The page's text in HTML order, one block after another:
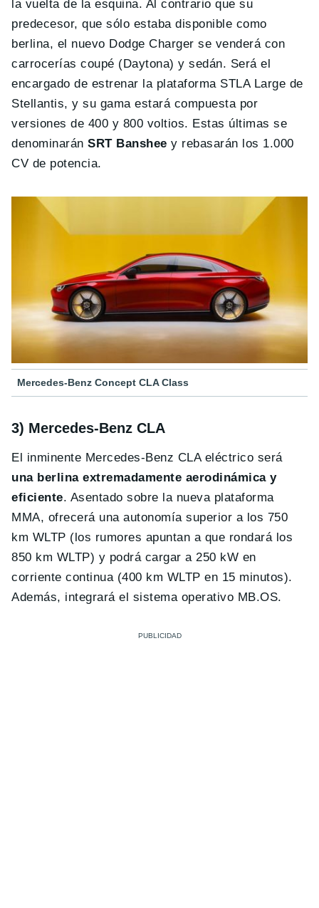
la vuelta de la esquina. Al contrario que su
predecesor, que sólo estaba disponible como
berlina, el nuevo Dodge Charger se venderá con
carrocerías coupé (Daytona) y sedán. Será el
encargado de estrenar la plataforma STLA Large de
Stellantis, y su gama estará compuesta por
versiones de 400 y 800 voltios. Estas últimas se
denominaránSRT Banshee y rebasarán los 1.000
CV de potencia.
Mercedes-Benz Concept CLA Class
3) Mercedes-Benz CLA
El inminente Mercedes-Benz CLA eléctrico será
una berlina extremadamente aerodinámica y
eficiente. Asentado sobre la nueva plataforma
MMA, ofrecerá una autonomía superior a los 750
km WLTP (los rumores apuntan a que rondará los
850 km WLTP) y podrá cargar a 250 kW en
corriente continua (400 km WLTP en 15 minutos).
Además, integrará el sistema operativo MB.OS.